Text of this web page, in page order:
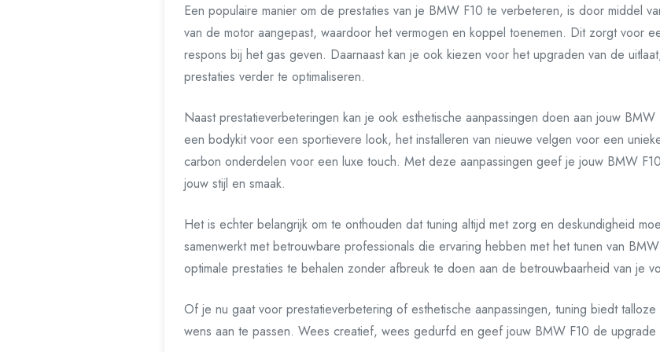
Een populaire manier om de prestaties van je BMW F10 te verbeteren, is door middel
van de motor aangepast, waardoor het vermogen en koppel toenemen. Dit zorgt voor
respons bij het gas geven. Daarnaast kan je ook kiezen voor het upgraden van de
prestaties verder te optimaliseren.
Naast prestatieverbeteringen kan je ook esthetische aanpassingen doen aan jouw
een bodykit voor een sportievere look, het installeren van nieuwe velgen voor een
carbon onderdelen voor een luxe touch. Met deze aanpassingen geef je jouw BMW
jouw stijl en smaak.
Het is echter belangrijk om te onthouden dat tuning altijd met zorg en deskundigheid
samenwerkt met betrouwbare professionals die ervaring hebben met het tunen van
optimale prestaties te behalen zonder afbreuk te doen aan de betrouwbaarheid van je
Of je nu gaat voor prestatieverbetering of esthetische aanpassingen, tuning biedt
wens aan te passen. Wees creatief, wees gedurfd en geef jouw BMW F10 de upgrade